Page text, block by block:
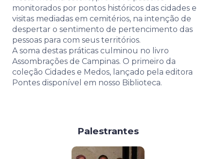
monitorados por pontos históricos das cidades e
visitas mediadas em cemitérios, na intenção de
despertar o sentimento de pertencimento das
pessoas para com seus territórios.
A soma destas práticas culminou no livro
Assombrações de Campinas. O primeiro da
coleção Cidades e Medos, lançado pela editora
Pontes disponível em nosso Biblioteca.
Palestrantes